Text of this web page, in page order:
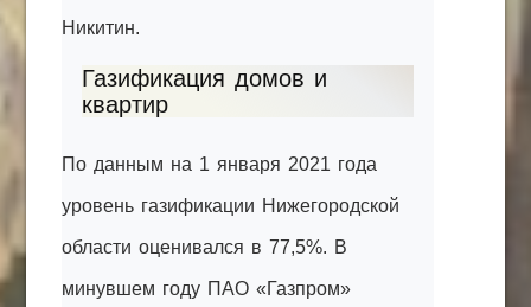
Никитин.
Газификация домов и
квартир
По данным на 1 января 2021 года
уровень газификации Нижегородской
области оценивался в 77,5%. В
минувшем году ПАО «Газпром»